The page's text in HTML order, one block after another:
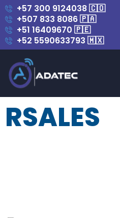
+57 300 9124038 🇨🇴
+507 833 8086 🇵🇦
+51 16409670 🇵🇪
+52 5590633793 🇲🇽
RSALES